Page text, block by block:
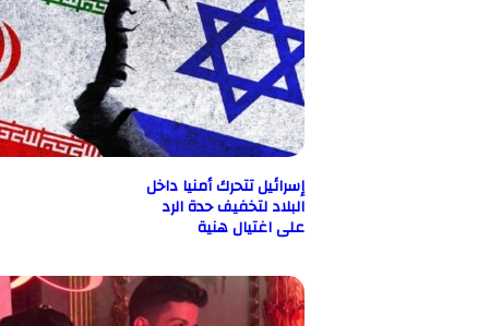
إسرائيل تتحرك أمنيا داخل
البلاد لتخفيف حدة الرد
على اغتيال هنية